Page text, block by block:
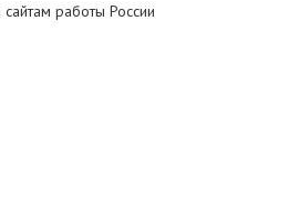
работы России